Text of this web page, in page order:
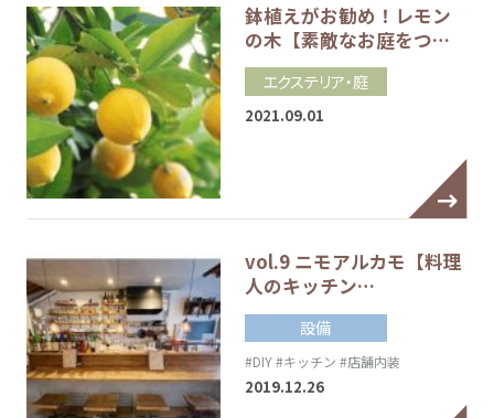
鉢植えがお勧め！レモン
の木【素敵なお庭をつ…
エクステリア・庭
2021.09.01
vol.9 ニモアルカモ【料理
人のキッチン…
設備
#DIY#キッチン #店舗内装
2019.12.26